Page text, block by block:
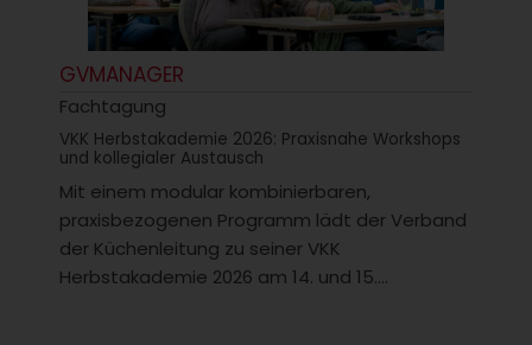
GVMANAGER
Fachtagung
VKK Herbstakademie 2026: Praxisnahe Workshops
und kollegialer Austausch
Mit einem modular kombinierbaren,
praxisbezogenen Programm lädt der Verband
der Küchenleitung zu seiner VKK
Herbstakademie 2026 am 14. und 15....